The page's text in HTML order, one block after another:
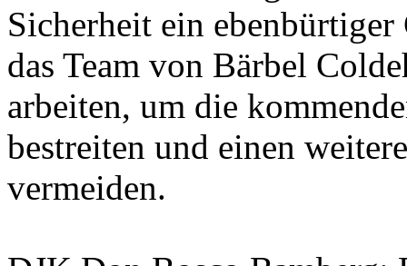
Sicherheit ein
das Team von Bärbel
arbeiten, um die
bestreiten und einen
vermeiden.